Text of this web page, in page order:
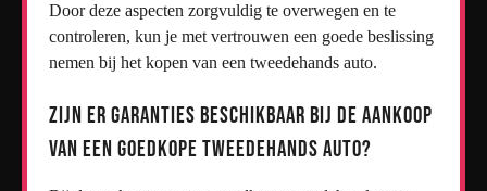
Door deze aspecten zorgvuldig te overwegen en te
controleren, kun je met vertrouwen een goede beslissing
nemen bij het kopen van een tweedehands auto.
Zijn er garanties beschikbaar bij de aankoop
van een goedkope tweedehands auto?